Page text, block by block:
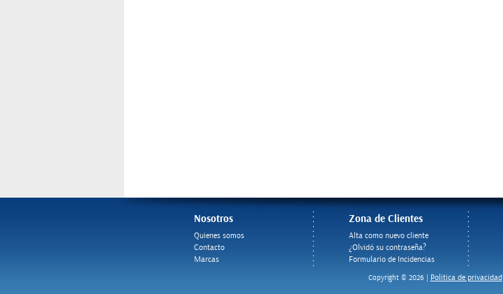
Nosotros
Quienes somos
Contacto
Marcas
Zona de Clientes
Alta como nuevo cliente
¿Olvidó su contraseña?
Formulario de Incidencias
Copyright © 2026 | Politica de privacidad